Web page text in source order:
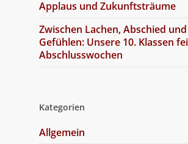
Applaus und Zukunftsträume
Zwischen Lachen, Abschied
Gefühlen: Unsere 10. Klassen
Abschlusswochen
Kategorien
Allgemein